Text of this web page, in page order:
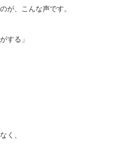
が、こんな声です。
する」
く、